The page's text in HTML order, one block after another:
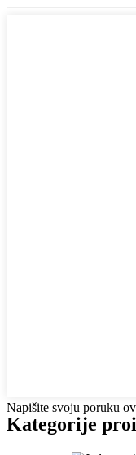
Napišite svoju poruku
Kategorije